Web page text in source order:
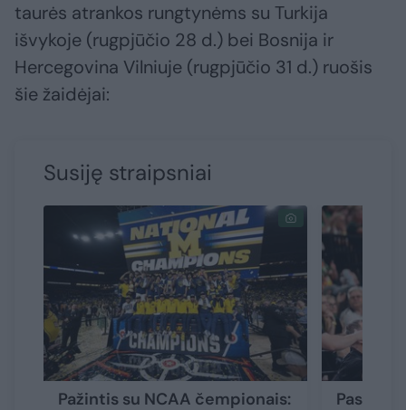
taurės atrankos rungtynėms su Turkija
išvykoje (rugpjūčio 28 d.) bei Bosnija ir
Hercegovina Vilniuje (rugpjūčio 31 d.) ruošis
šie žaidėjai:
Susiję straipsniai
Pažintis su NCAA čempionais: